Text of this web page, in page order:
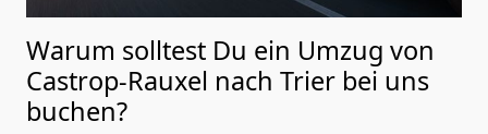
Warum solltest Du ein Umzug von
Castrop-Rauxel nach Trier bei uns
buchen?